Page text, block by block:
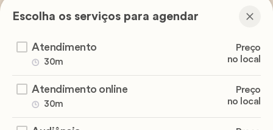
Escolha os serviços para agendar
Atendimento
30m
Preço
no local
Atendimento online
30m
Preço
no local